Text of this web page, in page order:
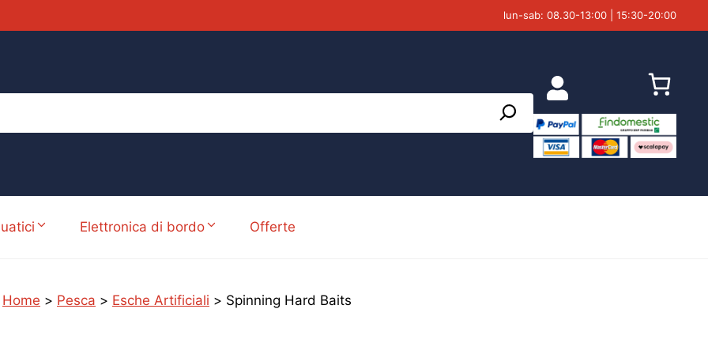
lun-sab: 08.30-13:00 | 15:30-20:00
Elettronica di bordo Offerte
Home > Pesca > Esche Artificiali > Spinning Hard Baits